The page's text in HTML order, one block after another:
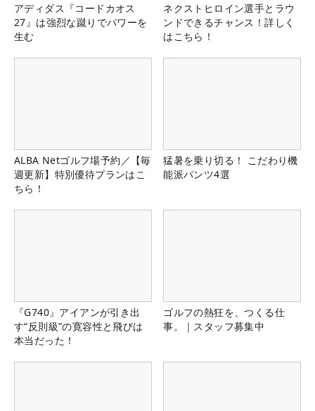
アディダス『コードカオス
27』は強烈な蹴りでパワーを
生む
ネクストヒロイン選手とラウ
ンドできるチャンス！詳しく
はこちら！
ALBA Netゴルフ場予約／【毎
週更新】特別優待プランはこ
ちら！
猛暑を乗り切る！ こだわり機
能派パンツ4選
『G740』アイアンが引き出
す“反則級”の寛容性と飛びは
本当だった！
ゴルフの熱狂を、つくる仕
事。｜スタッフ募集中